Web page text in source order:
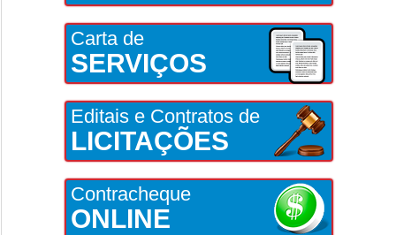
Carta de
SERVIÇOS
Editais e Contratos de
LICITAÇÕES
Contracheque
ONLINE